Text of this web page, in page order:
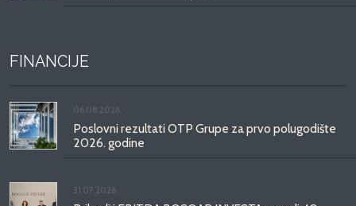
FINANCIJE
06.08.2026.
Poslovni rezultati OTP Grupe za prvo polugodište
2026. godine
31.07.2026.